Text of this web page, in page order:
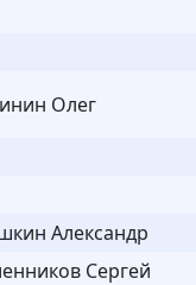
Олег
Александр
Сергей